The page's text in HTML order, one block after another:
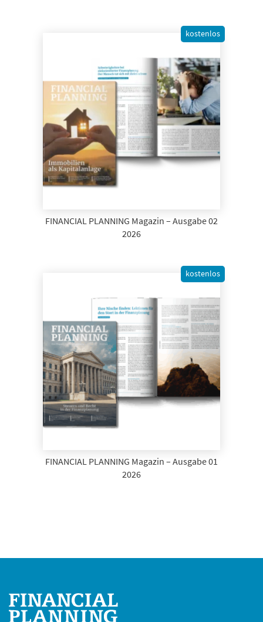
FINANCIAL PLANNING Magazin – Ausgabe 02
2026
kostenlos
FINANCIAL PLANNING Magazin – Ausgabe 01
2026
kostenlos